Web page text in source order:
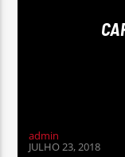
admin
JULHO 23, 2018